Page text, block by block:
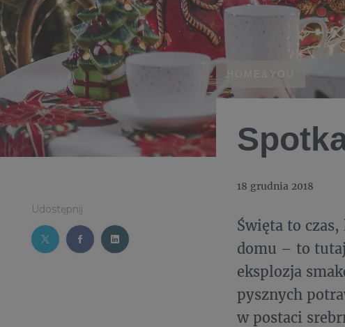
Udostępnij
HOME&YOU
18 grudnia 2018
Święta to
domu – to
eksplozja
pysznych
w postaci